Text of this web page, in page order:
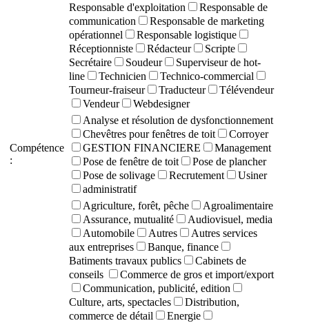
Responsable d'exploitation
Responsable de
communication
Responsable de marketing
opérationnel
Responsable logistique
Réceptionniste
Rédacteur
Scripte
Secrétaire
Soudeur
Superviseur de hot-
line
Technicien
Technico-commercial
Tourneur-fraiseur
Traducteur
Télévendeur
Vendeur
Webdesigner
Compétence
:
Analyse et résolution de dysfonctionnement
Chevêtres pour fenêtres de toit
Corroyer
GESTION FINANCIERE
Management
Pose de fenêtre de toit
Pose de plancher
Pose de solivage
Recrutement
Usiner
administratif
Agriculture, forêt, pêche
Agroalimentaire
Assurance, mutualité
Audiovisuel, media
Automobile
Autres
Autres services
aux entreprises
Banque, finance
Batiments travaux publics
Cabinets de
conseils
Commerce de gros et import/export
Communication, publicité, edition
Culture, arts, spectacles
Distribution,
commerce de détail
Energie